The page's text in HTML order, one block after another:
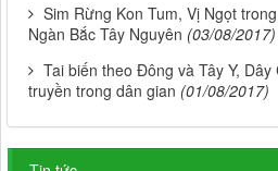
Sim Rừng Kon Tum, Vị Ngọt
Ngàn Bắc Tây Nguyên (03/08/2017)
Tai biến theo Đông và Tây Y,
truyền trong dân gian (01/08/2017)